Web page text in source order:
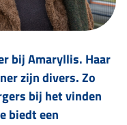
bij Amaryllis. Haar
zijn divers. Zo
bij het vinden
biedt een